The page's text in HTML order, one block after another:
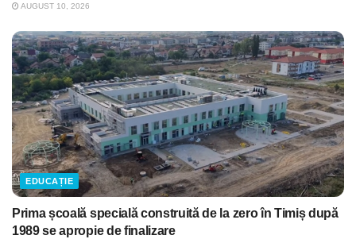
AUGUST 10, 2026
EDUCAȚIE
Prima școală specială construită de la zero în Timiș după
1989 se apropie de finalizare